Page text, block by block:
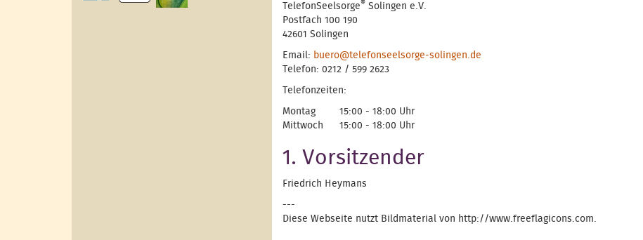
TelefonSeelsorge® Solingen e.V.
Postfach 100 190
42601 Solingen
Email: buero@telefonseelsorge-solingen.de
Telefon: 0212 / 599 2623
Telefonzeiten:
Montag
15:00 - 18:00 Uhr
Mittwoch
15:00 - 18:00 Uhr
1. Vorsitzender
Friedrich Heymans
---
Diese Webseite nutzt Bildmaterial von http://www.freeflagicons.com.